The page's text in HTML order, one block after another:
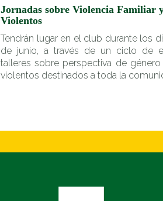
Jornadas sobre Violencia Familiar
Violentos
Tendrán lugar en el club durante los
de junio, a través de un ciclo de
talleres sobre perspectiva de
violentos destinados a toda la